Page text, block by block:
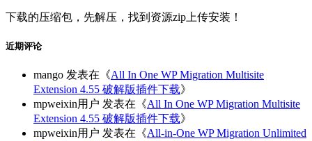
下载的压缩包，先解压，找到资源zip上传安装！
近期评论
mango 发表在《All In One WP Migration Multisite
Extension 4.55 破解版插件下载》
mpweixin用户 发表在《All In One WP Migration Multisite
Extension 4.55 破解版插件下载》
mpweixin用户 发表在《All-in-One WP Migration Unlimited